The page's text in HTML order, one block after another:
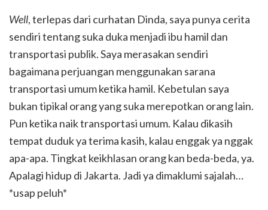
Well, terlepas dari curhatan Dinda, saya punya cerita
sendiri tentang suka duka menjadi ibu hamil dan
transportasi publik. Saya merasakan sendiri
bagaimana perjuangan menggunakan sarana
transportasi umum ketika hamil. Kebetulan saya
bukan tipikal orang yang suka merepotkan orang lain.
Pun ketika naik transportasi umum. Kalau dikasih
tempat duduk ya terima kasih, kalau enggak ya nggak
apa-apa. Tingkat keikhlasan orang kan beda-beda, ya.
Apalagi hidup di Jakarta. Jadi ya dimaklumi sajalah…
*usap peluh*